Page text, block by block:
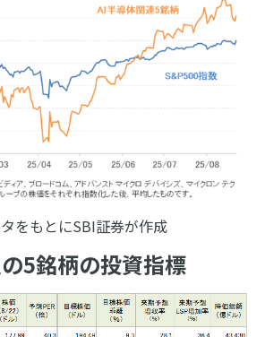
をもとにSBI証券が作成
5銘柄の投資指標